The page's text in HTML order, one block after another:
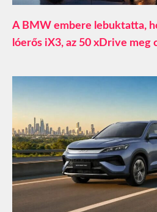
A BMW embere lebuktatta,
lóerős iX3, az 50 xDrive meg